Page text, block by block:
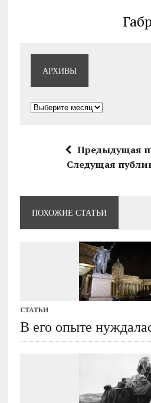
АРХИВЫ
Архивы
Предыдущая
Следущая
ПОХОЖИЕ СТАТЬИ
СТАТЬИ
В его опыте